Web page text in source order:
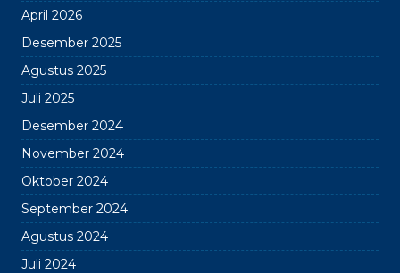
April 2026
Desember 2025
Agustus 2025
Juli 2025
Desember 2024
November 2024
Oktober 2024
September 2024
Agustus 2024
Juli 2024